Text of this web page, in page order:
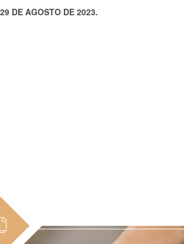
29 DE AGOSTO DE 2023.